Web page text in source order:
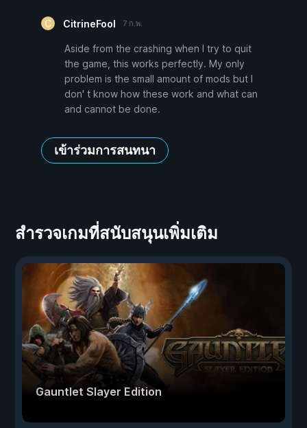
CitrineFool 7 ก.พ.
Aside from the crashing when I try to quit
the game, this works perfectly. My only
problem is the small amount of mods but I
don' t know how these work and what can
and cannot be done.
เข้าร่วมการสนทนา
สำรวจเกมที่สนับสนุนเพิ่มเติม
Gauntlet Slayer Edition